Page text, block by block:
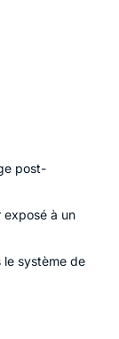
post-
exposé à un
le système de